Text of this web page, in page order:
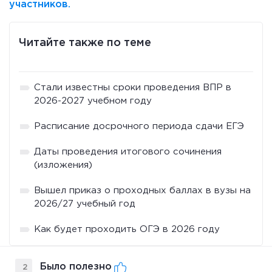
участников.
Читайте также по теме
Стали известны сроки проведения ВПР в
2026-2027 учебном году
Расписание досрочного периода сдачи ЕГЭ
Даты проведения итогового сочинения
(изложения)
Вышел приказ о проходных баллах в вузы на
2026/27 учебный год
Как будет проходить ОГЭ в 2026 году
2 Было полезно